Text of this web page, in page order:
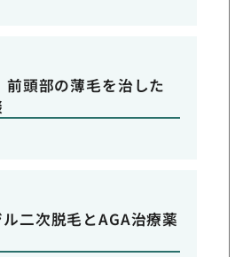
頭部の薄毛を治した
二次脱毛とAGA治療薬